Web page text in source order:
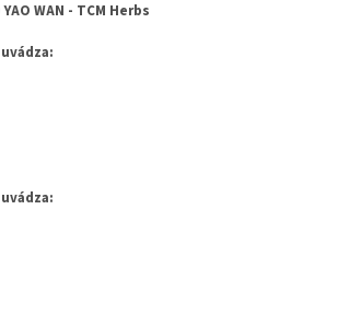
YAO WAN - TCM Herbs